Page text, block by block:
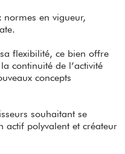
normes en vigueur,
flexibilité, ce bien offre
continuité de l’activité
concepts
souhaitant se
actif polyvalent et créateur